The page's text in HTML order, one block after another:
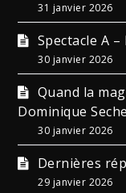
31 janvier 2026
Spectacle A
30 janvier 2026
Quand la
Dominique
30 janvier 2026
Dernières
29 janvier 2026